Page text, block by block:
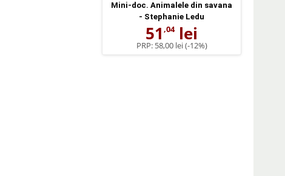
Mini-doc. Animalele din savana
- Stephanie Ledu
51 ,04lei
PRP: 58,00 lei(-12%)